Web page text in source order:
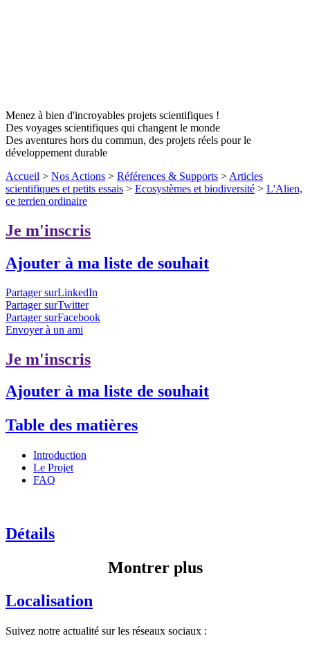
Menez à bien d'incroyables projets scientifiques !
Des voyages scientifiques qui changent le monde
Des aventures hors du commun, des projets réels pour le
développement durable
Accueil > Nos Actions > Références & Supports > Articles
scientifiques et petits essais > Ecosystèmes et biodiversité > L'Alien,
ce terrien ordinaire
Je m'inscris
Ajouter à ma liste de souhait
Partager surLinkedIn
Partager surTwitter
Partager surFacebook
Envoyer à un ami
Je m'inscris
Ajouter à ma liste de souhait
Table des matières
Introduction
Le Projet
FAQ
Détails
Montrer plus
Localisation
Suivez notre actualité sur les réseaux sociaux :